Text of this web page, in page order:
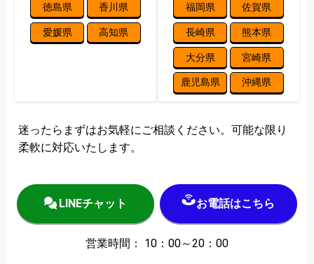
徳島県 香川県
愛媛県 高知県
福岡県 佐賀県
長崎県 熊本県
大分県 宮崎県
鹿児島県 沖縄県
迷ったらまずはお気軽にご相談ください。可能な限り
柔軟に対応いたします。
LINEチャット お電話はこちら
営業時間： 10：00～20：00